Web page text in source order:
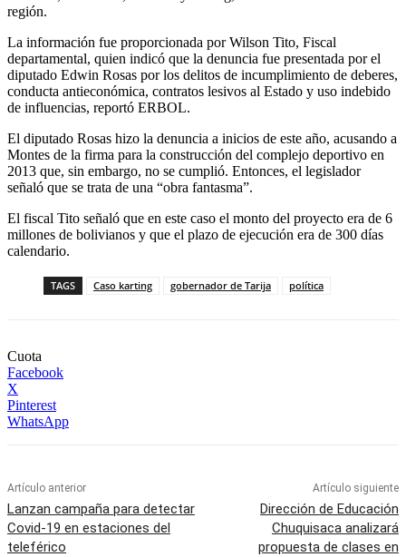
región.
La información fue proporcionada por Wilson Tito, Fiscal
departamental, quien indicó que la denuncia fue presentada por el
diputado Edwin Rosas por los delitos de incumplimiento de deberes,
conducta antieconómica, contratos lesivos al Estado y uso indebido
de influencias, reportó ERBOL.
El diputado Rosas hizo la denuncia a inicios de este año, acusando a
Montes de la firma para la construcción del complejo deportivo en
2013 que, sin embargo, no se cumplió. Entonces, el legislador
señaló que se trata de una “obra fantasma”.
El fiscal Tito señaló que en este caso el monto del proyecto era de 6
millones de bolivianos y que el plazo de ejecución era de 300 días
calendario.
TAGS Caso karting gobernador de Tarija política
Cuota
Facebook
X
Pinterest
WhatsApp
Artículo anterior
Lanzan campaña para detectar
Covid-19 en estaciones del
teleférico
Artículo siguiente
Dirección de Educación
Chuquisaca analizará
propuesta de clases en